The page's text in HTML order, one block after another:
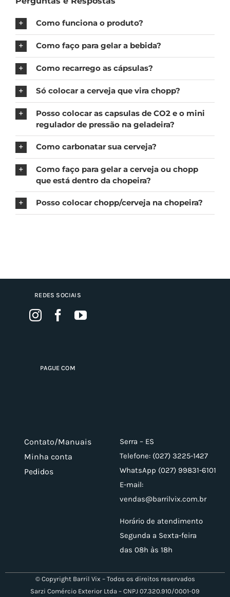
Como funciona o produto?
Como faço para gelar a bebida?
Como recarrego as cápsulas?
Só colocar a cerveja que vira chopp?
Posso colocar as capsulas de CO2 e o mini
regulador de pressão na geladeira?
Como carbonatar sua cerveja?
Como faço para gelar a cerveja ou chopp
que está dentro da chopeira?
Posso colocar chopp/cerveja na chopeira?
REDES SOCIAIS
PAGUE COM
Contato/Manuais
Minha conta
Pedidos
Serra – ES
Telefone: (027) 3225-1427
WhatsApp (027) 99831-6101
E-mail:
vendas@barrilvix.com.br
Horário de atendimento
Segunda a Sexta-feira
das 08h às 18h
© Copyright Barril Vix – Todos os direitos reservados
Sarzi Comércio Exterior Ltda – CNPJ 07.320.910/0001-09